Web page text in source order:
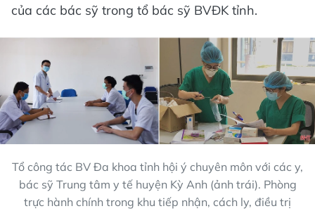
của các bác sỹ trong tổ bác sỹ BVĐK tỉnh.
Tổ công tác BV Đa khoa tỉnh hội ý chuyên môn với các y,
bác sỹ Trung tâm y tế huyện Kỳ Anh (ảnh trái). Phòng
trực hành chính trong khu tiếp nhận, cách ly, điều trị